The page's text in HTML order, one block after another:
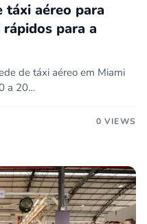
táxi aéreo para
para a
de táxi aéreo em Miami
a 20…
0 VIEWS